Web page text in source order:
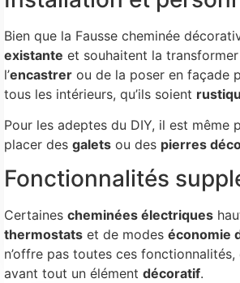
Bien que la Fausse cheminée
existante et souhaitent la
l’encastrer ou de la poser en façade
tous les intérieurs, qu’ils soient
Pour les adeptes du DIY, il est même
placer des galets ou des pierres
Fonctionnalités
Certaines cheminées électriques
thermostats et de modes économie
n’offre pas toutes ces
avant tout un élément décoratif.